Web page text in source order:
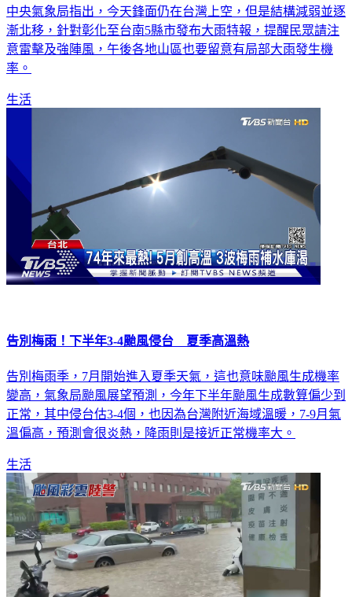
中央氣象局指出，今天鋒面仍在台灣上空，但是結構減弱並逐
漸北移，針對彰化至台南5縣市發布大雨特報，提醒民眾請注
意雷擊及強陣風，午後各地山區也要留意有局部大雨發生機
率。
生活
告別梅雨！下半年3-4颱風侵台 夏季高溫熱
告別梅雨季，7月開始進入夏季天氣，這也意味颱風生成機率
變高，氣象局颱風展望預測，今年下半年颱風生成數算偏少到
正常，其中侵台估3-4個，也因為台灣附近海域溫暖，7-9月氣
溫偏高，預測會很炎熱，降雨則是接近正常機率大。
生活